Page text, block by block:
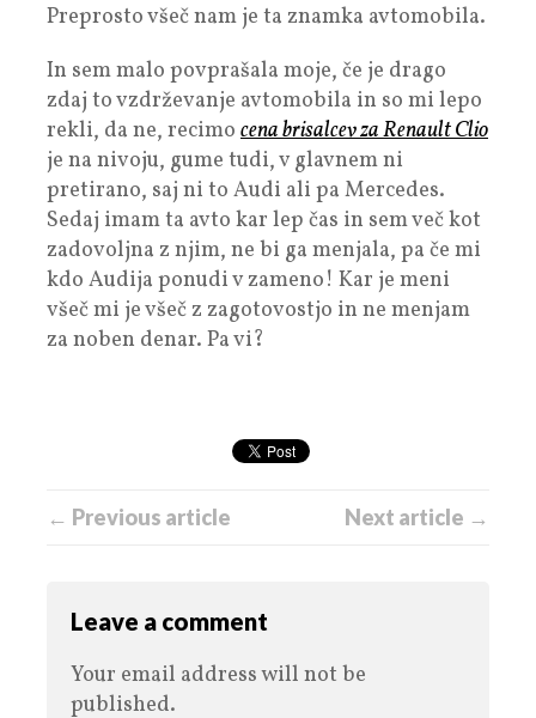
Preprosto všeč nam je ta znamka avtomobila.
In sem malo povprašala moje, če je drago
zdaj to vzdrževanje avtomobila in so mi lepo
rekli, da ne, recimo cena brisalcev za Renault Clio
je na nivoju, gume tudi, v glavnem ni
pretirano, saj ni to Audi ali pa Mercedes.
Sedaj imam ta avto kar lep čas in sem več kot
zadovoljna z njim, ne bi ga menjala, pa če mi
kdo Audija ponudi v zameno! Kar je meni
všeč mi je všeč z zagotovostjo in ne menjam
za noben denar. Pa vi?
← Previous article Next article →
Leave a comment
Your email address will not be
published.